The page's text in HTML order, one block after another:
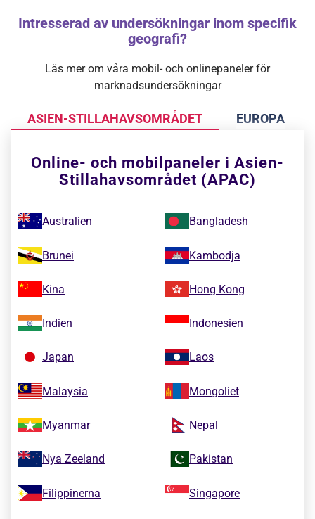
Intresserad av undersökningar inom specifik
geografi?
Läs mer om våra mobil- och onlinepaneler för
marknadsundersökningar
ASIEN-STILLAHAVSOMRÅDET EUROPA
Online- och mobilpaneler i Asien-
Stillahavsområdet (APAC)
Australien Bangladesh
Brunei Kambodja
Kina Hong Kong
Indien Indonesien
Japan Laos
Malaysia Mongoliet
Myanmar Nepal
Nya Zeeland Pakistan
Filippinerna Singapore